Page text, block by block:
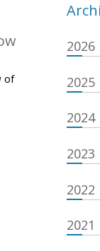
of
2026
2025
2024
2023
2022
2021